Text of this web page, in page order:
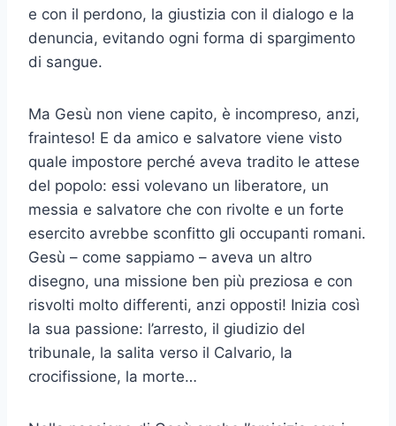
e con il perdono, la giustizia con il dialogo e la
denuncia, evitando ogni forma di spargimento
di sangue.
Ma Gesù non viene capito, è incompreso, anzi,
frainteso! E da amico e salvatore viene visto
quale impostore perché aveva tradito le attese
del popolo: essi volevano un liberatore, un
messia e salvatore che con rivolte e un forte
esercito avrebbe sconfitto gli occupanti romani.
Gesù – come sappiamo – aveva un altro
disegno, una missione ben più preziosa e con
risvolti molto differenti, anzi opposti! Inizia così
la sua passione: l’arresto, il giudizio del
tribunale, la salita verso il Calvario, la
crocifissione, la morte…